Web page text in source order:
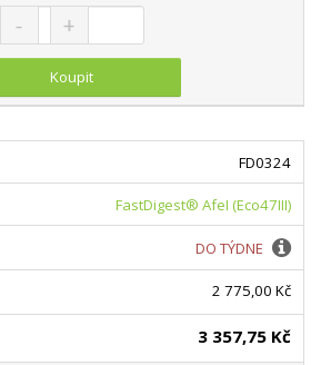
Změnit početNavýšit množství
Snížit množství
Koupit
FD0324
FastDigest® AfeI (Eco47III)
DO TÝDNE
2 775,00 Kč
3 357,75 Kč